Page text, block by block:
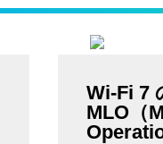
Wi-Fi 7
MLO（